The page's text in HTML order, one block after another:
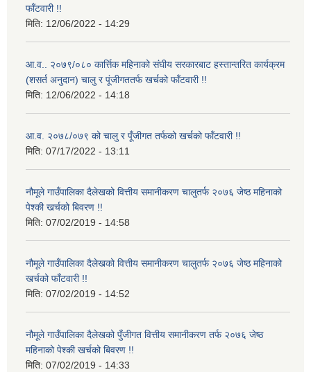
फाँटवारी !!
मिति: 12/06/2022 - 14:29
आ.व.. २०७९/०८० कार्त्तिक महिनाको संघीय सरकारबाट हस्तान्तरित कार्यक्रम
(शसर्त अनुदान) चालु र पूंजीगततर्फ खर्चको फाँटवारी !!
मिति: 12/06/2022 - 14:18
आ.व. २०७८/०७९ को चालु र पूँजीगत तर्फको खर्चको फाँटवारी !!
मिति: 07/17/2022 - 13:11
नौमूले गाउँपालिका दैलेखको वित्तीय समानीकरण चालुतर्फ २०७६ जेष्ठ महिनाको
पेश्की खर्चको बिवरण !!
मिति: 07/02/2019 - 14:58
नौमूले गाउँपालिका दैलेखको वित्तीय समानीकरण चालुतर्फ २०७६ जेष्ठ महिनाको
खर्चको फाँटवारी !!
मिति: 07/02/2019 - 14:52
नौमूले गाउँपालिका दैलेखको पुँजीगत वित्तीय समानीकरण तर्फ २०७६ जेष्ठ
महिनाको पेश्की खर्चको बिवरण !!
मिति: 07/02/2019 - 14:33